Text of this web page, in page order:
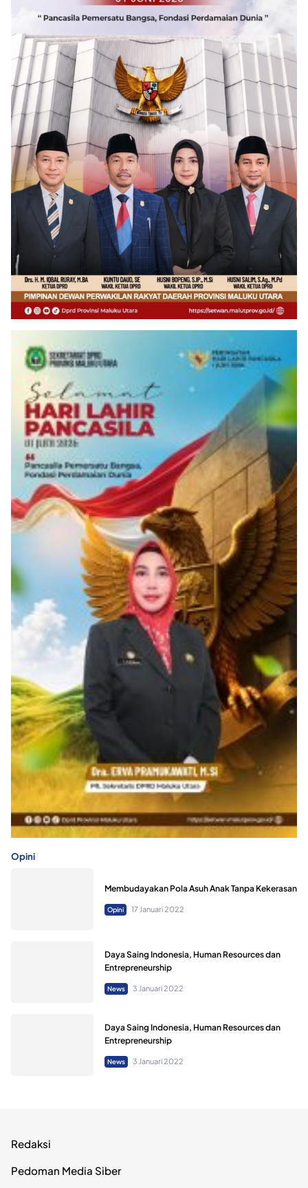
Opini
Membudayakan Pola Asuh Anak Tanpa Kekerasan
Opini 17 Januari 2022
Daya Saing Indonesia, Human Resources dan
Entrepreneurship
News 3 Januari 2022
Daya Saing Indonesia, Human Resources dan
Entrepreneurship
News 3 Januari 2022
Redaksi
Pedoman Media Siber